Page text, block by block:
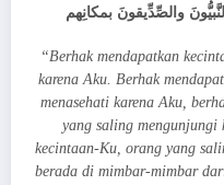
والصِّدِّيقونَ بمكانِهم
“Berhak mendapatkan
karena Aku. Berhak
menasehati karena Aku,
yang saling mengunjungi
kecintaan-Ku, orang yang
berada di mimbar-mimbar